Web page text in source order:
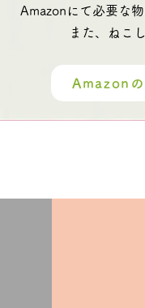
また、ねこ
Amazon
Amazonにて必要な